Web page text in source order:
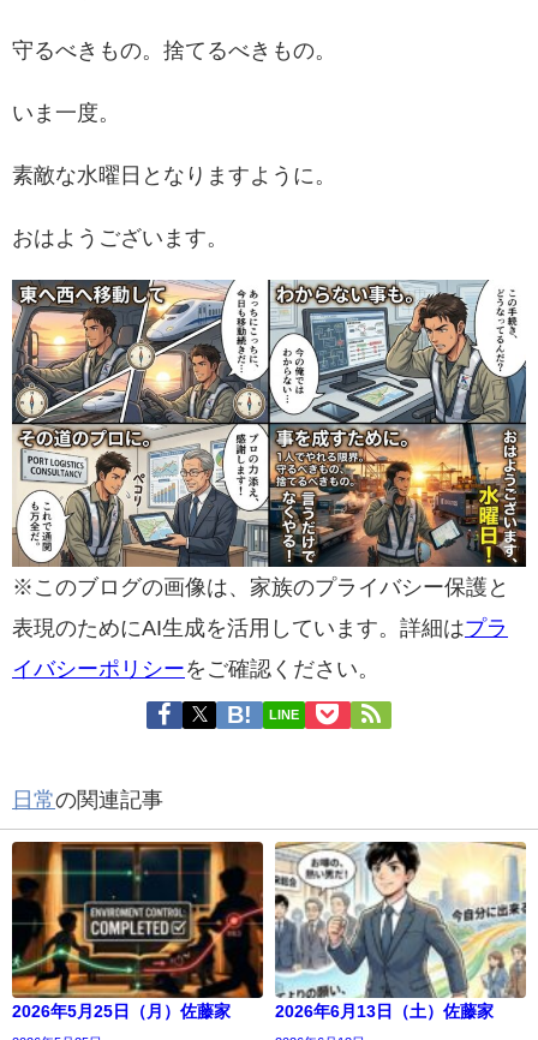
守るべきもの。捨てるべきもの。
いま一度。
素敵な水曜日となりますように。
おはようございます。
※このブログの画像は、家族のプライバシー保護と
表現のためにAI生成を活用しています。詳細はプラ
イバシーポリシーをご確認ください。
LINE
日常の関連記事
2026年5月25日（月）佐藤家 2026年6月13日（土）佐藤家